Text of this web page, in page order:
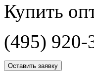
Купить
(495) 920-
Оставить заявку